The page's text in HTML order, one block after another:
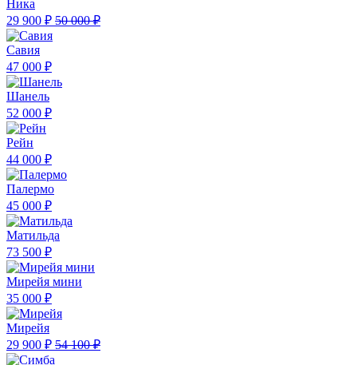
Ника
29 900 ₽ 50 000 ₽
Савия
47 000 ₽
Шанель
52 000 ₽
Рейн
44 000 ₽
Палермо
45 000 ₽
Матильда
73 500 ₽
Мирейя мини
35 000 ₽
Мирейя
29 900 ₽ 54 100 ₽